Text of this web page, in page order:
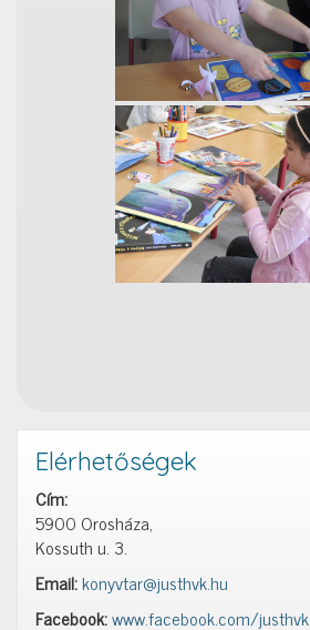
Elérhetőségek
Cím:
5900 Orosháza,
Kossuth u. 3.
Email:konyvtar@justhvk.hu
Facebook:www.facebook.com/justhvk